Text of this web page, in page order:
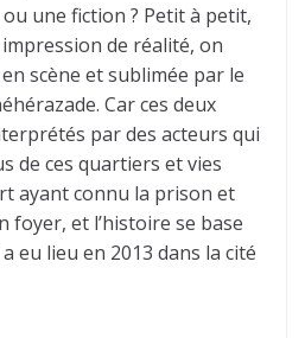
une fiction ? Petit à petit,
de réalité, on
scène et sublimée par le
Car ces deux
par des acteurs qui
de ces quartiers et vies
ayant connu la prison et
foyer, et l’histoire se base
eu lieu en 2013 dans la cité